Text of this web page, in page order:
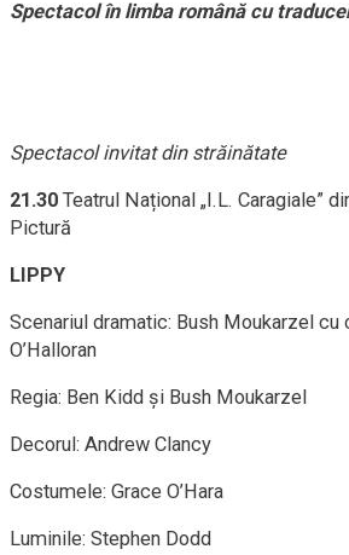
Spectacol în limba română cu
Spectacol invitat din străinătate
21.30 Teatrul Național „I.L. Caragiale”
Pictură
LIPPY
Scenariul dramatic: Bush Moukarzel cu
O’Halloran
Regia: Ben Kidd și Bush Moukarzel
Decorul: Andrew Clancy
Costumele: Grace O’Hara
Luminile: Stephen Dodd